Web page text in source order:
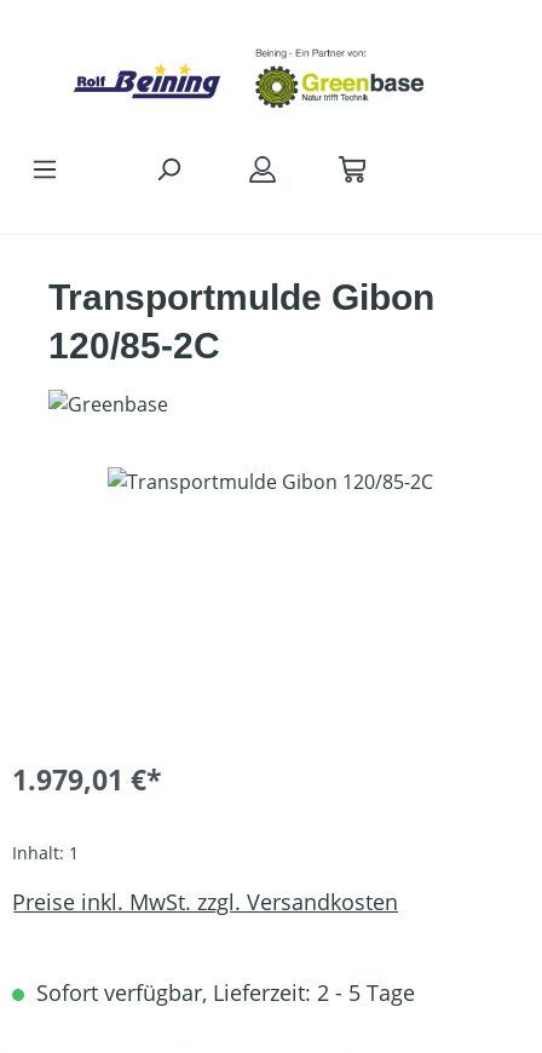
Transportmulde Gibon
120/85-2C
Bildergalerie überspringen
1.979,01 €*
Inhalt: 1
Preise inkl. MwSt. zzgl. Versandkosten
Sofort verfügbar, Lieferzeit: 2 - 5 Tage